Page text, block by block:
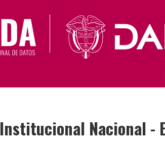
Nacional -